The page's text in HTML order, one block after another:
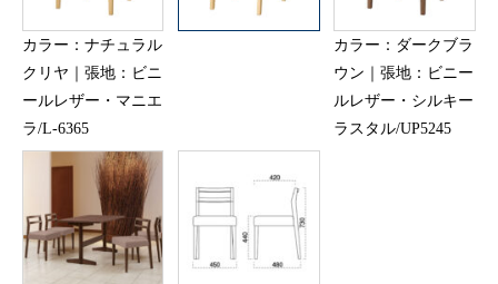
カラー：ナチュラル
クリヤ｜張地：ビニ
ールレザー・マニエ
ラ/L-6365
カラー：ダークブラ
ウン｜張地：ビニー
ルレザー・シルキー
ラスタル/UP5245